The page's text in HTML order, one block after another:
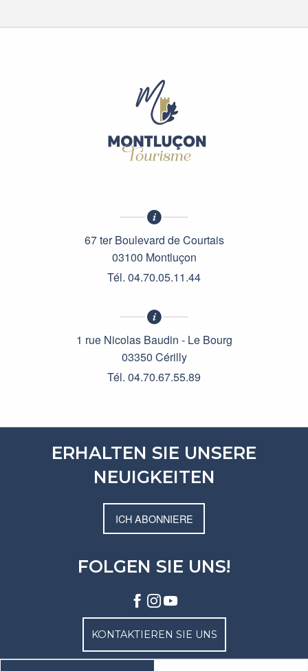
67 ter Boulevard de Courtais
03100 Montluçon
Tél. 04.70.05.11.44
1 rue Nicolas Baudin - Le Bourg
03350 Cérilly
Tél. 04.70.67.55.89
ERHALTEN SIE UNSERE
NEUIGKEITEN
ICH ABONNIERE
FOLGEN SIE UNS!
KONTAKTIEREN SIE UNS